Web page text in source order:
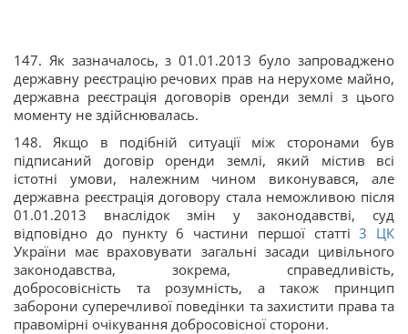
147. Як зазначалось, з 01.01.2013 було запроваджено
державну реєстрацію речових прав на нерухоме майно,
державна реєстрація договорів оренди землі з цього
моменту не здійснювалась.
148. Якщо в подібній ситуації між сторонами був
підписаний договір оренди землі, який містив всі
істотні умови, належним чином виконувався, але
державна реєстрація договору стала неможливою після
01.01.2013 внаслідок змін у законодавстві, суд
відповідно до пункту 6 частини першої статті 3 ЦК
України має враховувати загальні засади цивільного
законодавства, зокрема, справедливість,
добросовісність та розумність, а також принцип
заборони суперечливої поведінки та захистити права та
правомірні очікування добросовісної сторони.